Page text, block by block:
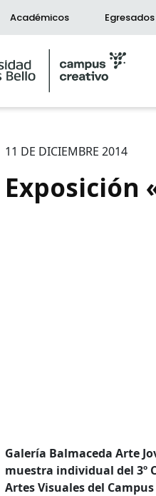
Académicos Egresados
11 DE DICIEMBRE 2014
Exposición
Galería Balmaceda Arte
muestra individual del 3º
Artes Visuales del